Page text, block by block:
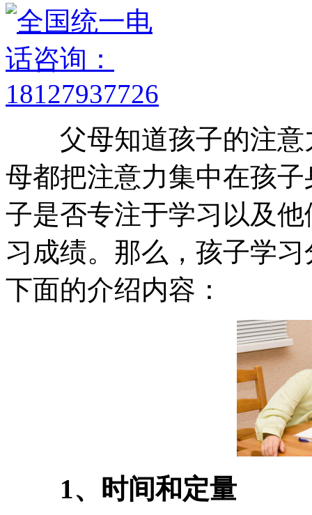
父母知道孩子的注意
母都把注意力集中在孩
子是否专注于学习以及
习成绩。那么，孩子学
下面的介绍内容：
1、时间和定量